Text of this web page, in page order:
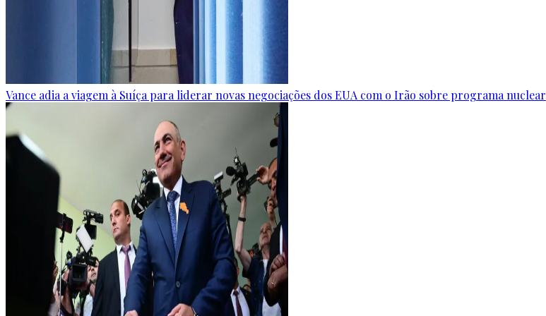
Vance adia a viagem à Suíça para liderar novas negociações dos EUA com o Irão sobre programa nuclear